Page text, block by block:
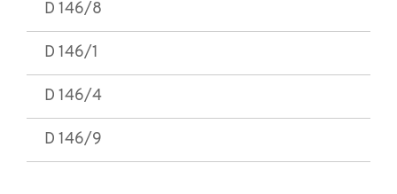
D 146/8
D 146/1
D 146/4
D 146/9